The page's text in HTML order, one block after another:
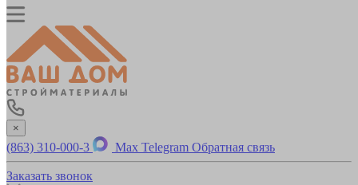
×
(863) 310-000-3 Max Telegram Обратная связь
Заказать звонок